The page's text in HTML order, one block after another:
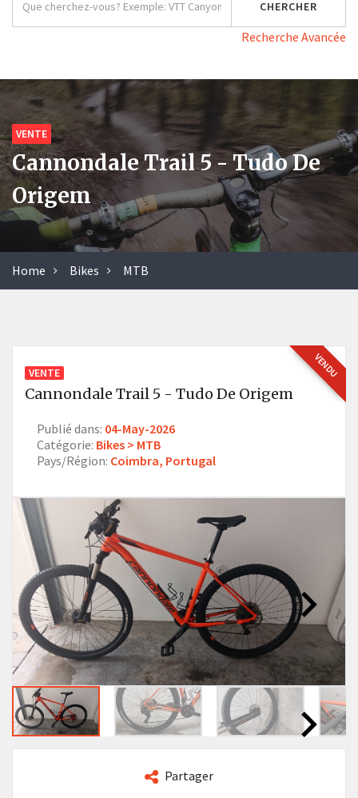
Recherche Avancée
VENTE
Cannondale Trail 5 - Tudo De
Origem
Home Bikes MTB
VENDU
VENTE
Cannondale Trail 5 - Tudo De Origem
Publié dans: 04-May-2026
Catégorie: Bikes > MTB
Pays/Région: Coimbra, Portugal
Partager